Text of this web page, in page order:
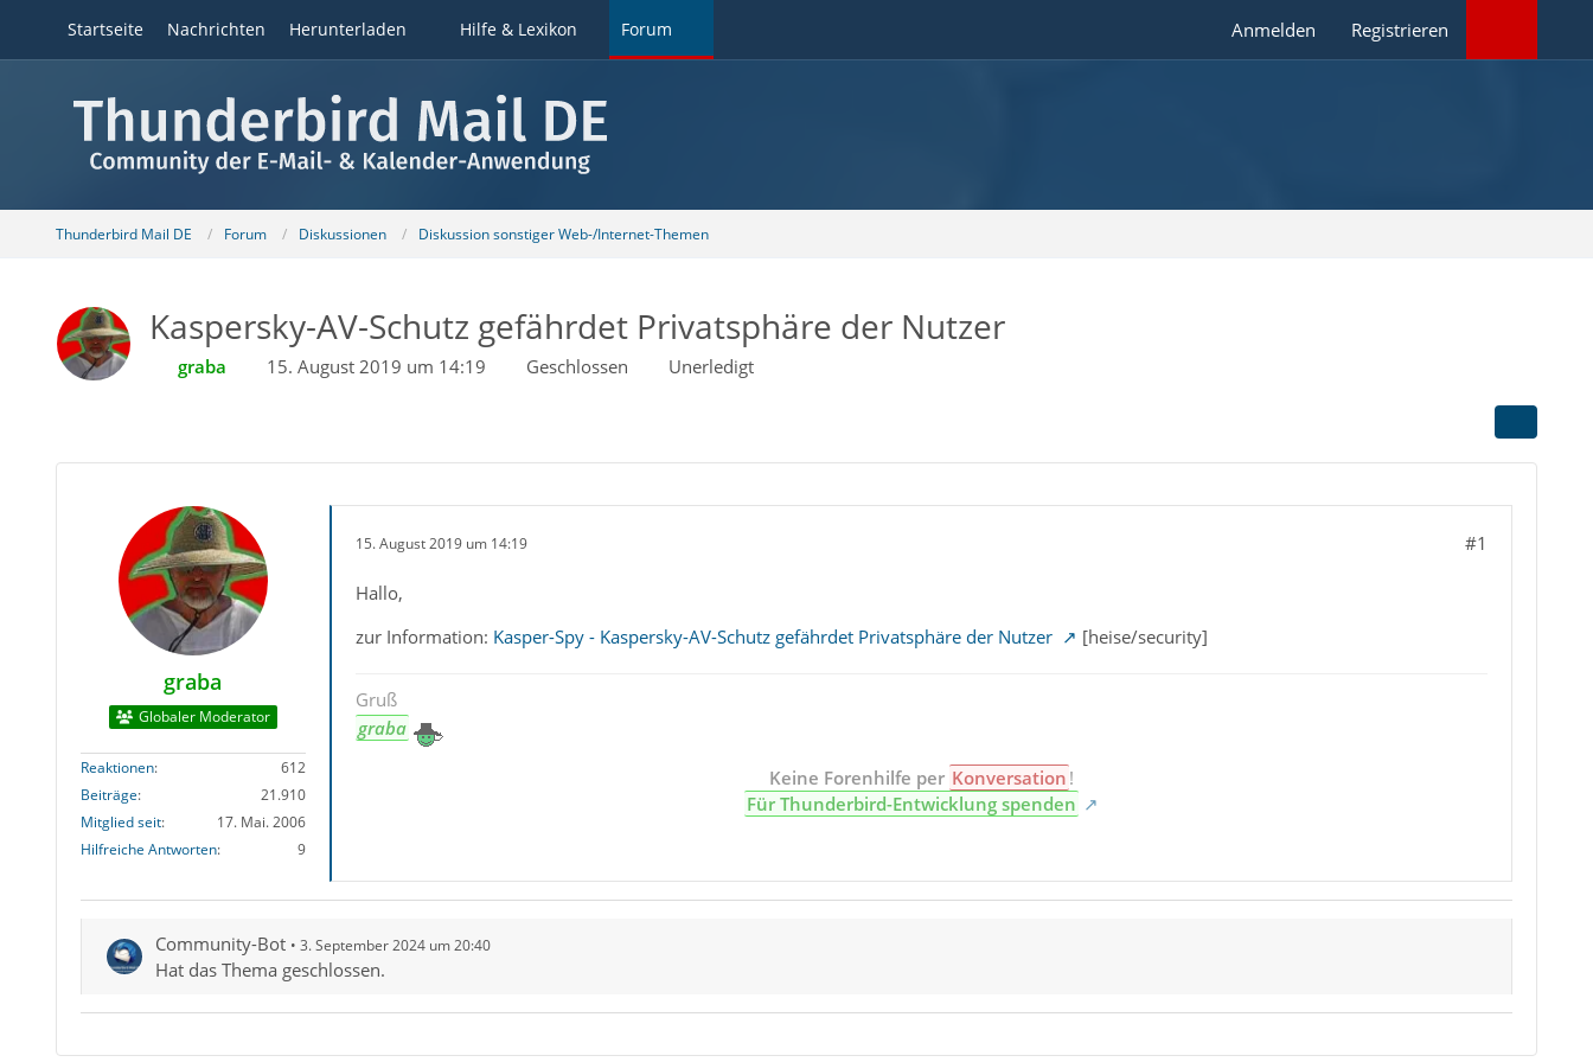
Startseite Nachrichten Herunterladen Hilfe & Lexikon Forum Anmelden Registrieren
Thunderbird Mail DE Forum Diskussionen Diskussion sonstiger Web-/Internet-Themen
Kaspersky-AV-Schutz gefährdet Privatsphäre der Nutzer
graba 15. August 2019 um 14:19 Geschlossen Unerledigt
graba
Globaler Moderator
Reaktionen
612
Beiträge
21.910
Mitglied seit
17. Mai. 2006
Hilfreiche Antworten
9
15. August 2019 um 14:19 #1
Hallo,
zur Information: Kasper-Spy - Kaspersky-AV-Schutz gefährdet Privatsphäre der Nutzer [heise/security]
Gruß
graba
Keine Forenhilfe per Konversation !
Für Thunderbird-Entwicklung spenden
Community-Bot 3. September 2024 um 20:40
Hat das Thema geschlossen.